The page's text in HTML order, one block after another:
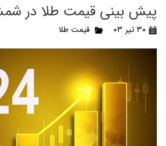
پیش بینی قیمت طلا در
۳۰ تیر ۰۳ قیمت طلا